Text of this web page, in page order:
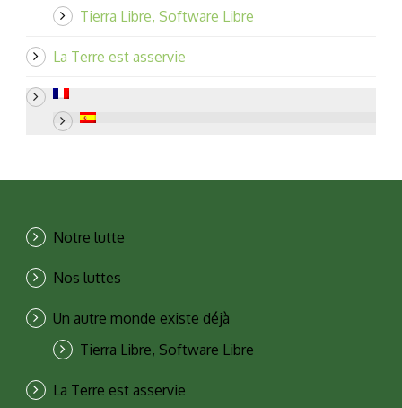
Tierra Libre, Software Libre
La Terre est asservie
Notre lutte
Nos luttes
Un autre monde existe déjà
Tierra Libre, Software Libre
La Terre est asservie